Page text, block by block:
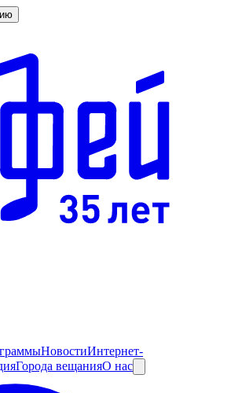
НовостиИнтернет-
Города вещанияО нас